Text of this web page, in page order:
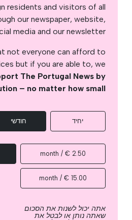
residents and visitors of all
our newspaper, website,
media and our newsletter.
not everyone can afford to
but if you are able to, we
The Portugal News by
– no matter how small
יחיד חודשי
2.50 € / month
15.00 € / month
אתה יכול לשנות את הסכום
שאתה נותן או לבטל את